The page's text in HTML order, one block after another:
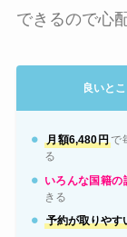
できるので心
良いと
月額6,480円で
る
いろんな国籍の
きる
予約が取りやす